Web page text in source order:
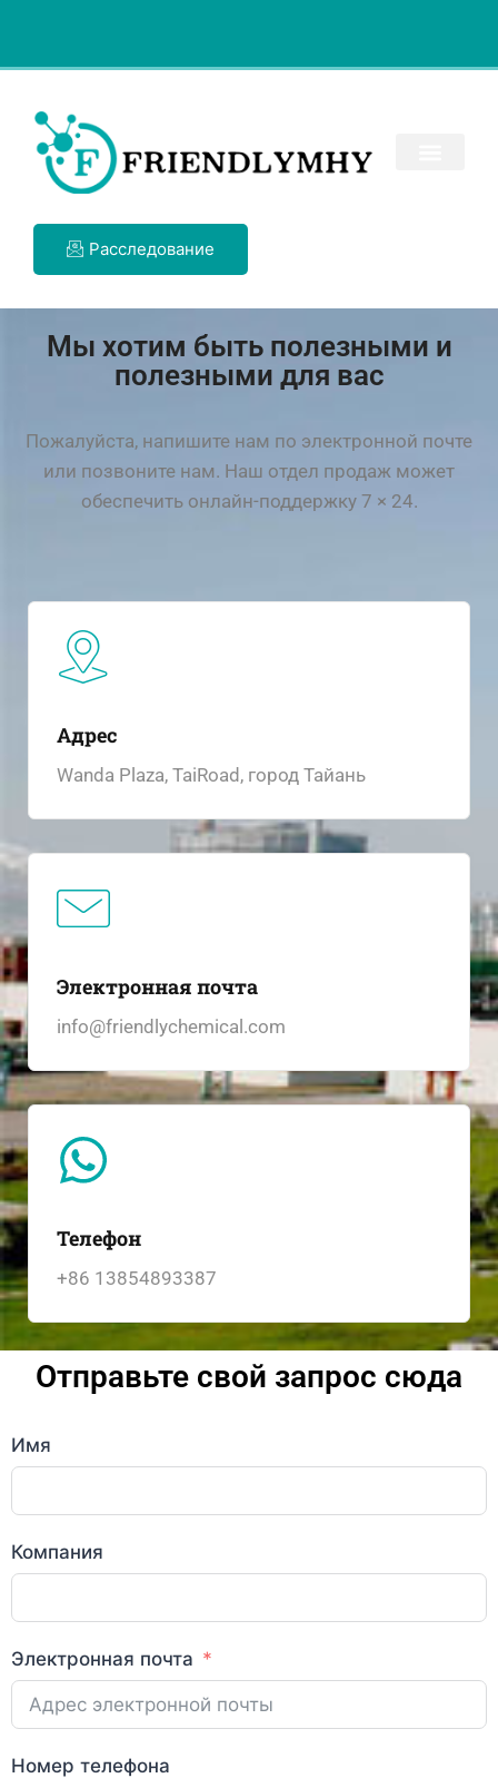
Расследование
Мы хотим быть полезными и
полезными для вас
Пожалуйста, напишите нам по электронной почте
или позвоните нам. Наш отдел продаж может
обеспечить онлайн-поддержку 7 × 24.
Адрес
Wanda Plaza, TaiRoad, город Тайань
Электронная почта
info@friendlychemical.com
Телефон
+86 13854893387
Отправьте свой запрос сюда
Имя
Компания
Электронная почта
Номер телефона